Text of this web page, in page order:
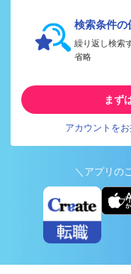
検索条件の
繰り返し検索
省略
まず
アカウントを
＼アプリの
アプ